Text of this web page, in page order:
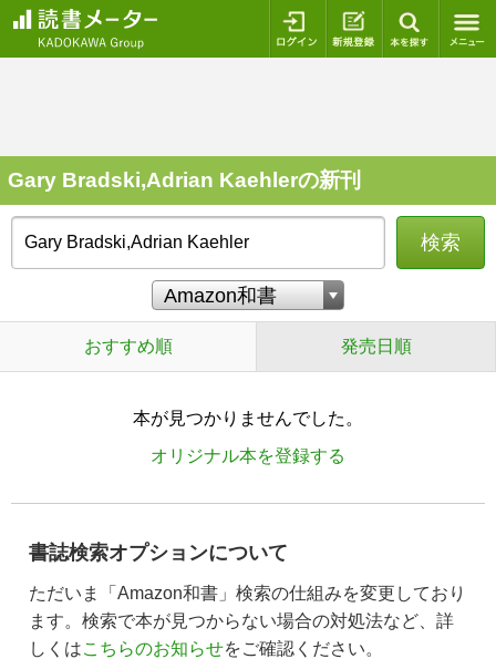
ログイン 新規登録
Gary Bradski,Adrian Kaehlerの新刊
検索
おすすめ順 発売日順
本が見つかりませんでした。
オリジナル本を登録する
書誌検索オプションについて
ただいま「Amazon和書」検索の仕組みを変更しており
ます。検索で本が見つからない場合の対処法など、詳
しくはこちらのお知らせをご確認ください。